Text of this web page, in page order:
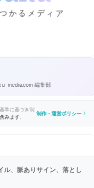
media.com 編集部
準に基づき制
みます。
制作・運営ポリシー
ル、脈ありサイン、落とし